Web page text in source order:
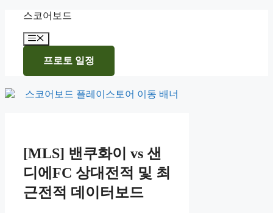
content
스코어보드
Menu
프로토 일정
[MLS] 밴쿠화이 vs 샌
디에FC 상대전적 및 최
근전적 데이터보드